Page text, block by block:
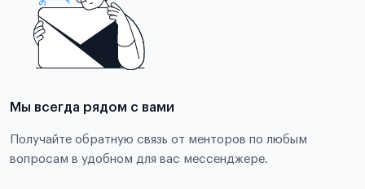
Мы всегда рядом с вами
Получайте обратную связь от менторов по любым
вопросам в удобном для вас мессенджере.